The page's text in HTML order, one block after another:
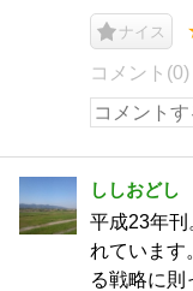
ナイス
コメント(0)
ししおどし
平成23年
れています
る戦略に則